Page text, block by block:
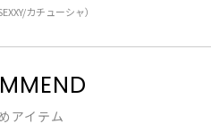
カチューシャ）
アイテム